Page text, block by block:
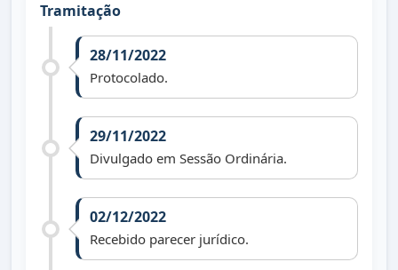
Tramitação
28/11/2022
Protocolado.
29/11/2022
Divulgado em Sessão Ordinária.
02/12/2022
Recebido parecer jurídico.